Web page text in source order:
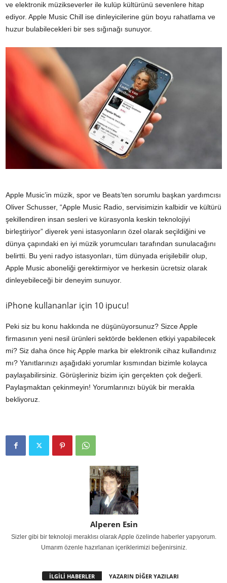
ve elektronik müzikseverler ile kulüp kültürünü sevenlere hitap
ediyor. Apple Music Chill ise dinleyicilerine gün boyu rahatlama ve
huzur bulabilecekleri bir ses sığınağı sunuyor.
Apple Music’in müzik, spor ve Beats’ten sorumlu başkan yardımcısı
Oliver Schusser, “Apple Music Radio, servisimizin kalbidir ve kültürü
şekillendiren insan sesleri ve kürasyonla keskin teknolojiyi
birleştiriyor” diyerek yeni istasyonların özel olarak seçildiğini ve
dünya çapındaki en iyi müzik yorumcuları tarafından sunulacağını
belirtti. Bu yeni radyo istasyonları, tüm dünyada erişilebilir olup,
Apple Music aboneliği gerektirmiyor ve herkesin ücretsiz olarak
dinleyebileceği bir deneyim sunuyor.
iPhone kullananlar için 10 ipucu!
Peki siz bu konu hakkında ne düşünüyorsunuz? Sizce Apple
firmasının yeni nesil ürünleri sektörde beklenen etkiyi yapabilecek
mi? Siz daha önce hiç Apple marka bir elektronik cihaz kullandınız
mı? Yanıtlarınızı aşağıdaki yorumlar kısmından bizimle kolayca
paylaşabilirsiniz. Görüşleriniz bizim için gerçekten çok değerli.
Paylaşmaktan çekinmeyin! Yorumlarınızı büyük bir merakla
bekliyoruz.
Alperen Esin
Sizler gibi bir teknoloji meraklısı olarak Apple özelinde haberler yapıyorum.
Umarım özenle hazırlanan içeriklerimizi beğenirsiniz.
İLGİLİ HABERLER YAZARIN DİĞER YAZILARI